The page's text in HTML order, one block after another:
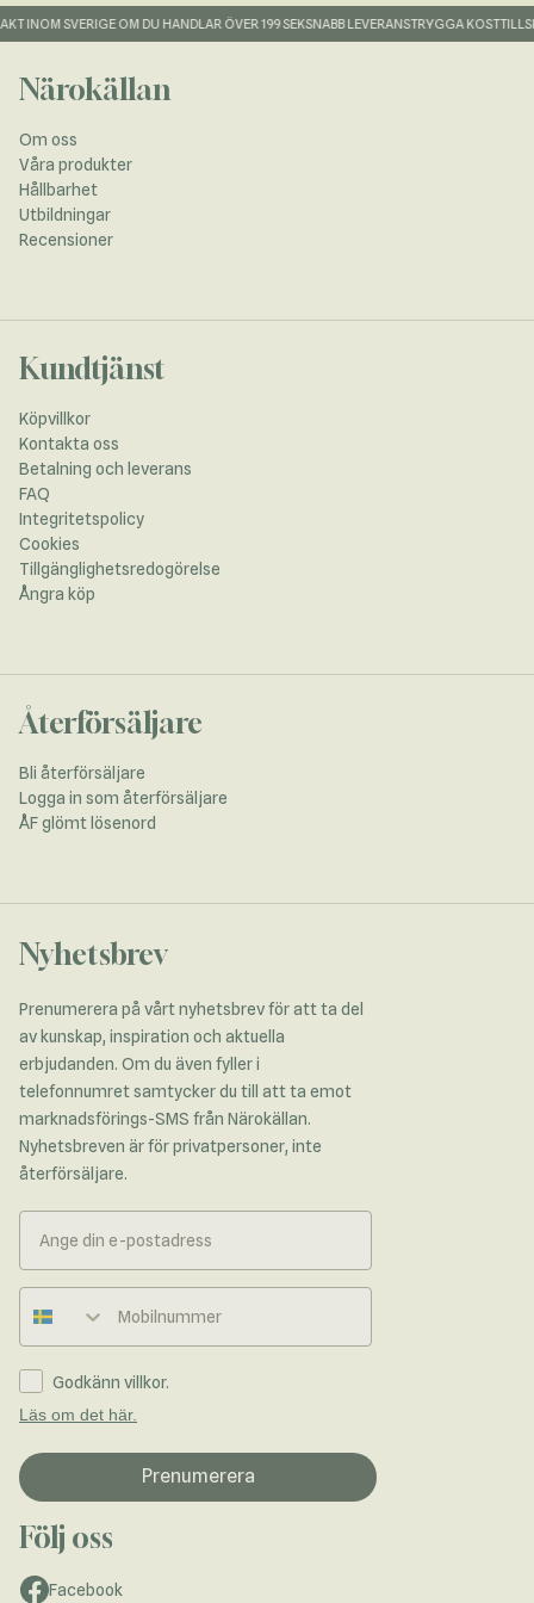
INOM SVERIGE OM DU HANDLAR ÖVER 199 SEKSNABB LEVERANSTRYGGA
Närokällan
Om oss
Våra produkter
Hållbarhet
Utbildningar
Recensioner
Kundtjänst
Köpvillkor
Kontakta oss
Betalning och leverans
FAQ
Integritetspolicy
Cookies
Tillgänglighetsredogörelse
Ångra köp
Återförsäljare
Bli återförsäljare
Logga in som återförsäljare
ÅF glömt lösenord
Nyhetsbrev
Prenumerera på vårt nyhetsbrev för att ta del
av kunskap, inspiration och aktuella
erbjudanden. Om du även fyller i
telefonnumret samtycker du till att ta emot
marknadsförings-SMS från Närokällan.
Nyhetsbreven är för privatpersoner, inte
återförsäljare.
Telefonnummer
Godkänn villkor.
Läs om det här.
Prenumerera
Följ oss
Facebook